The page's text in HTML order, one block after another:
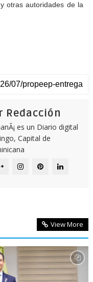
otras autoridades de la
Redacción
es un Diario digital
Capital de
View More